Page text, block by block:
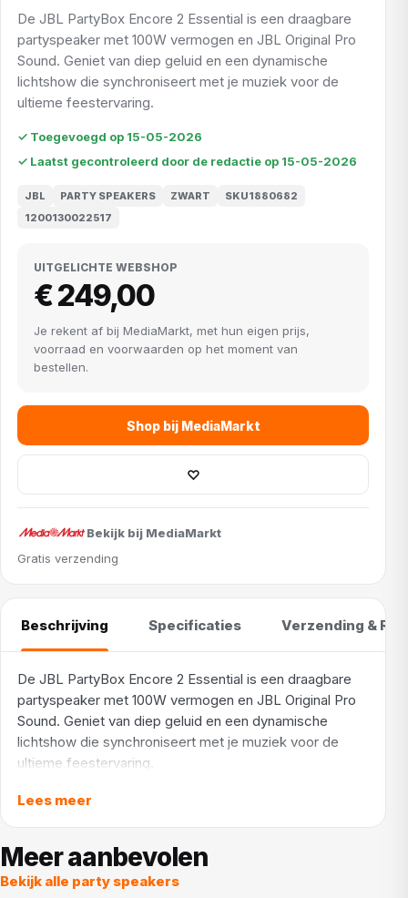
De JBL PartyBox Encore 2 Essential is een draagbare
partyspeaker met 100W vermogen en JBL Original Pro
Sound. Geniet van diep geluid en een dynamische
lichtshow die synchroniseert met je muziek voor de
ultieme feestervaring.
✓ Toegevoegd op 15-05-2026
✓ Laatst gecontroleerd door de redactie op 15-05-2026
JBL PARTY SPEAKERS ZWART
SKU1880682
1200130022517
UITGELICHTE WEBSHOP
€ 249,00
Je rekent af bij MediaMarkt, met hun eigen prijs,
voorraad en voorwaarden op het moment van
bestellen.
Shop bij MediaMarkt
♡
Bekijk bij MediaMarkt
Gratis verzending
Beschrijving Specificaties Verzending &
De JBL PartyBox Encore 2 Essential is een draagbare
partyspeaker met 100W vermogen en JBL Original Pro
Sound. Geniet van diep geluid en een dynamische
lichtshow die synchroniseert met je muziek voor de
ultieme feestervaring.
Maak kennis met de JBL PartyBox Encore 2 Essential in
kenmerkende JBL Original Pro Sound, vul je elke ruimte
met diep, meeslepend geluid. De ingebouwde
Lees meer
Meer aanbevolen
Bekijk alle party speakers